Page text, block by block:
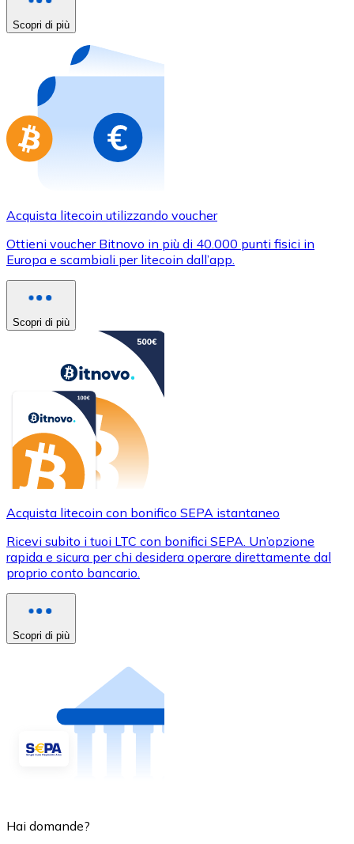
Acquista gift card dei tuoi marchi preferiti con
Vai al negozio di carte regalo
Scopri di più
Acquista litecoin utilizzando voucher
Ottieni voucher Bitnovo in più di 40.000 punti fisici in
Europa e scambiali per litecoin dall’app.
Scopri di più
Acquista litecoin con bonifico SEPA istantaneo
Ricevi subito i tuoi LTC con bonifici SEPA. Un’opzione
rapida e sicura per chi desidera operare direttamente dal
proprio conto bancario.
Scopri di più
Hai domande?